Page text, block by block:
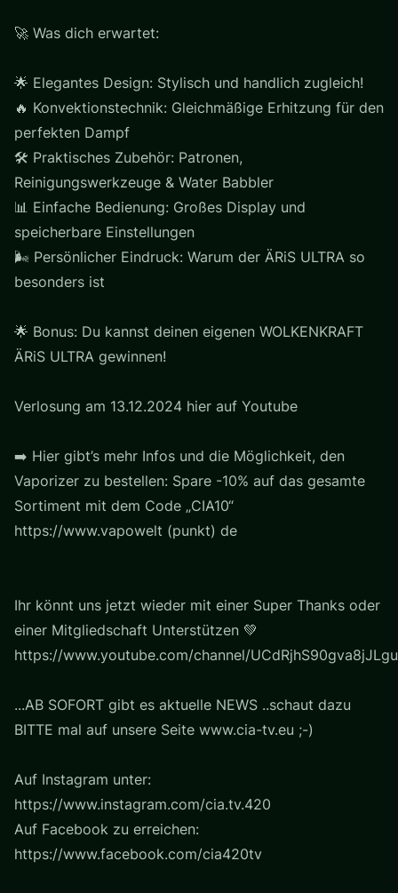
🚀 Was dich erwartet:
🌟 Elegantes Design: Stylisch und handlich zugleich!
🔥 Konvektionstechnik: Gleichmäßige Erhitzung für den
perfekten Dampf
🛠️ Praktisches Zubehör: Patronen,
Reinigungswerkzeuge & Water Babbler
📊 Einfache Bedienung: Großes Display und
speicherbare Einstellungen
🌬️ Persönlicher Eindruck: Warum der ÄRiS ULTRA so
besonders ist
🌟 Bonus: Du kannst deinen eigenen WOLKENKRAFT
ÄRiS ULTRA gewinnen!
Verlosung am 13.12.2024 hier auf Youtube
➡️ Hier gibt’s mehr Infos und die Möglichkeit, den
Vaporizer zu bestellen: Spare -10% auf das gesamte
Sortiment mit dem Code „CIA10“
https://www.vapowelt (punkt) de
Ihr könnt uns jetzt wieder mit einer Super Thanks oder
einer Mitgliedschaft Unterstützen 💚
https://www.youtube.com/channel/
...AB SOFORT gibt es aktuelle NEWS ..schaut dazu
BITTE mal auf unsere Seite www.cia-tv.eu ;-)
Auf Instagram unter:
https://www.instagram.com/cia.tv.420
Auf Facebook zu erreichen:
https://www.facebook.com/cia420tv